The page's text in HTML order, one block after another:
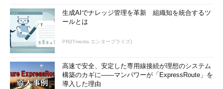
生成AIでナレッジ管理を革新 組織知を統合するツ
ールとは
PR(ITmedia エンタープライズ)
高速で安全、安定した専用線接続が理想のシステム
構築のカギに――マンパワーが「ExpressRoute」を
導入した理由